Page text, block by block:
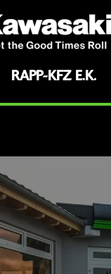
RAPP-KFZ E.K.